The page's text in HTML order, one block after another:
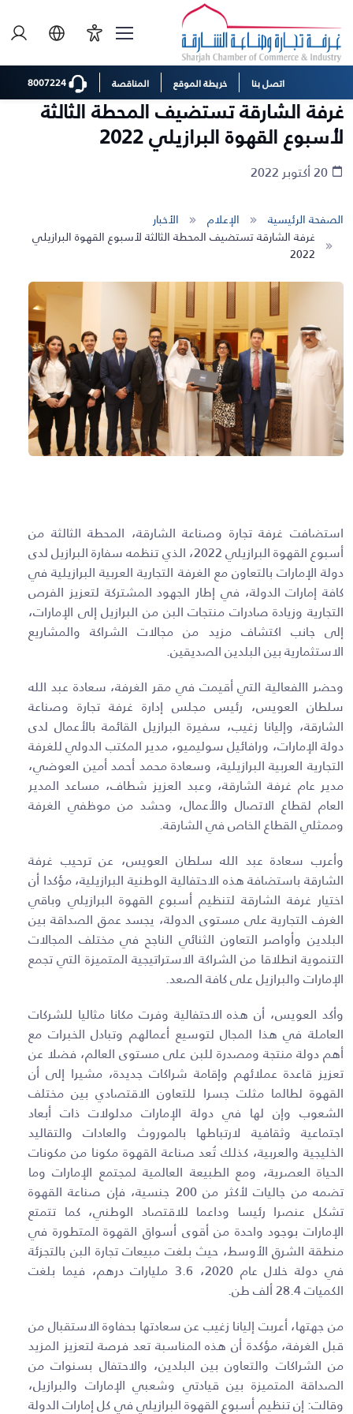
اتصل بنا خريطة الموقع المناقصة
غرفة الشارقة تستضيف المحطة الثالثة
لأسبوع القهوة البرازيلي 2022
الصفحة الرئيسية الإعلام
الأخبار
غرفة الشارقة تستضيف المحطة الثالثة لأسبوع القهوة البرازيلي
2022
استضافت غرفة تجارة وصناعة الشارقة، المحطة الثالثة من
أسبوع القهوة البرازيلي 2022، الذي تنظمه سفارة البرازيل لدى
دولة الإمارات بالتعاون مع الغرفة التجارية العربية البرازيلية في
كافة إمارات الدولة، في إطار الجهود المشتركة لتعزيز الفرص
التجارية وزيادة صادرات منتجات البن من البرازيل إلى الإمارات،
إلى جانب اكتشاف مزيد من مجالات الشراكة والمشاريع
الاستثمارية بين البلدين الصديقين.
وحضر االفعالية التي أقيمت في مقر الغرفة، سعادة عبد الله
سلطان العويس، رئيس مجلس إدارة غرفة تجارة وصناعة
الشارقة، وإليانا زغيب، سفيرة البرازيل القائمة بالأعمال لدى
دولة الإمارات، ورافائيل سوليميو، مدير المكتب الدولي للغرفة
التجارية العربية البرازيلية، وسعادة محمد أحمد أمين العوضي،
مدير عام غرفة الشارقة، وعبد العزيز شطاف، مساعد المدير
العام لقطاع الاتصال والأعمال، وحشد من موظفي الغرفة
وممثلي القطاع الخاص في الشارقة.
وأعرب سعادة عبد الله سلطان العويس، عن ترحيب غرفة
الشارقة باستضافة هذه الاحتفالية الوطنية البرازيلية، مؤكدا أن
اختيار غرفة الشارقة لتنظيم أسبوع القهوة البرازيلي وباقي
الغرف التجارية على مستوى الدولة، يجسد عمق الصداقة بين
البلدين وأواصر التعاون الثنائي الناجح في مختلف المجالات
التنموية انطلاقا من الشراكة الاستراتيجية المتميزة التي تجمع
الإمارات والبرازيل على كافة الصعد.
وأكد العويس، أن هذه الاحتفالية وفرت مكانا مثاليا للشركات
العاملة في هذا المجال لتوسيع أعمالهم وتبادل الخبرات مع
أهم دولة منتجة ومصدرة للبن على مستوى العالم، فضلا عن
تعزيز قاعدة عملائهم وإقامة شراكات جديدة، مشيرا إلى أن
القهوة لطالما مثلت جسرا للتعاون الاقتصادي بين مختلف
الشعوب وإن لها في دولة الإمارات مدلولات ذات أبعاد
اجتماعية وثقافية لارتباطها بالموروث والعادات والتقاليد
الخليجية والعربية، كذلك تُعد صناعة القهوة مكونا من مكونات
الحياة العصرية، ومع الطبيعة العالمية لمجتمع الإمارات وما
تضمه من جاليات لأكثر من 200 جنسية، فإن صناعة القهوة
تشكل عنصرا رئيسا وداعما للاقتصاد الوطني، كما تتمتع
الإمارات بوجود واحدة من أقوى أسواق القهوة المتطورة في
منطقة الشرق الأوسط، حيث بلغت مبيعات تجارة البن بالتجزئة
في دولة خلال عام 2020، 3.6 مليارات درهم، فيما بلغت
الكميات 28.4 ألف طن
.
من جهتها، أعربت إليانا زغيب عن سعادتها بحفاوة الاستقبال من
قبل الغرفة، مؤكدة أن هذه المناسبة تعد فرصة لتعزيز المزيد
من الشراكات والتعاون بين البلدين، والاحتفال بسنوات من
الصداقة المتميزة بين قيادتي وشعبي الإمارات والبرازيل،
وقالت: إن تنظيم أسبوع القهوة البرازيلي في كل إمارات الدولة